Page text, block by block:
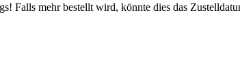
Falls mehr bestellt wird, könnte dies das